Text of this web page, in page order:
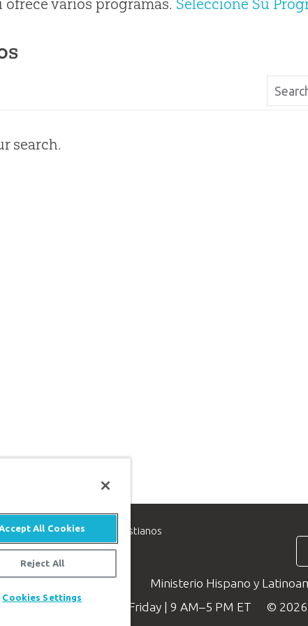
varios programas. Seleccione Su
search.
dedicado a ayudar a los cristianos
Ministerio Hispano y
Available Monday–Friday | 9 AM–5 PM ET
© 2026
All Cookies
Reject All
Cookies Settings